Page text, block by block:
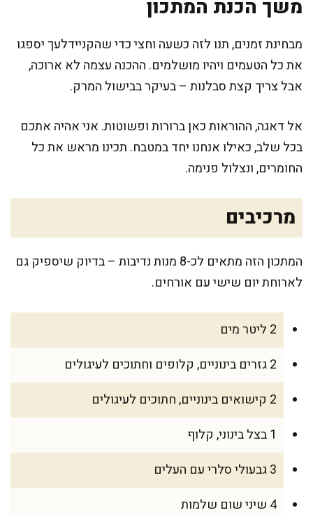
משך הכנת המתכון
מבחינת זמנים, תנו לזה כשעה וחצי כדי שהקניידלעך יספגו
את כל הטעמים ויהיו מושלמים. ההכנה עצמה לא ארוכה,
אבל צריך קצת סבלנות – בעיקר בבישול המרק.
אל דאגה, ההוראות כאן ברורות ופשוטות. אני אהיה אתכם
בכל שלב, כאילו אנחנו יחד במטבח. תכינו מראש את כל
החומרים, ונצלול פנימה.
מרכיבים
המתכון הזה מתאים לכ-8 מנות נדיבות – בדיוק שיספיק גם
לארוחת יום שישי עם אורחים.
2 ליטר מים
2 גזרים בינוניים, קלופים וחתוכים לעיגולים
2 קישואים בינוניים, חתוכים לעיגולים
1 בצל בינוני, קלוף
3 גבעולי סלרי עם העלים
4 שיני שום שלמות